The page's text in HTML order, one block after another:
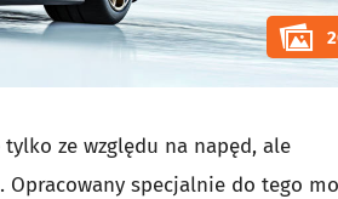
ze względu na napęd, ale
. Opracowany specjalnie do tego